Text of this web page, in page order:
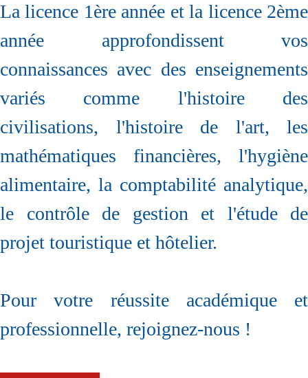
La licence 1ère année et la licence 2ème
année approfondissent vos
connaissances avec des enseignements
variés comme l'histoire des
civilisations, l'histoire de l'art, les
mathématiques financières, l'hygiène
alimentaire, la comptabilité analytique,
le contrôle de gestion et l'étude de
projet touristique et hôtelier.
Pour votre réussite académique et
professionnelle, rejoignez-nous !